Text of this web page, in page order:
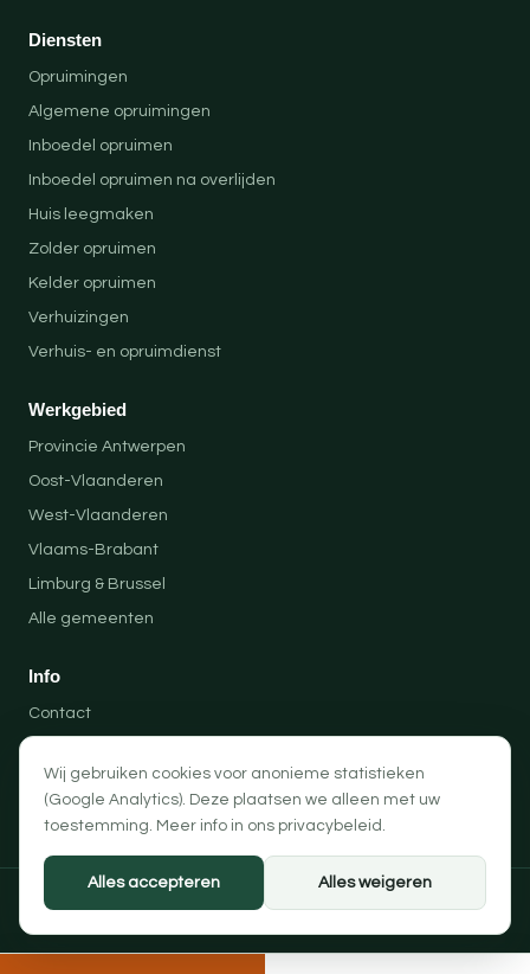
Diensten
Opruimingen
Algemene opruimingen
Inboedel opruimen
Inboedel opruimen na overlijden
Huis leegmaken
Zolder opruimen
Kelder opruimen
Verhuizingen
Verhuis- en opruimdienst
Werkgebied
Provincie Antwerpen
Oost-Vlaanderen
West-Vlaanderen
Vlaams-Brabant
Limburg & Brussel
Alle gemeenten
Info
Contact
Privacybeleid
Algemene voorwaarden
Wij gebruiken cookies voor anonieme statistieken
(Google Analytics). Deze plaatsen we alleen met uw
toestemming. Meer info in ons privacybeleid .
Alles accepteren Alles weigeren